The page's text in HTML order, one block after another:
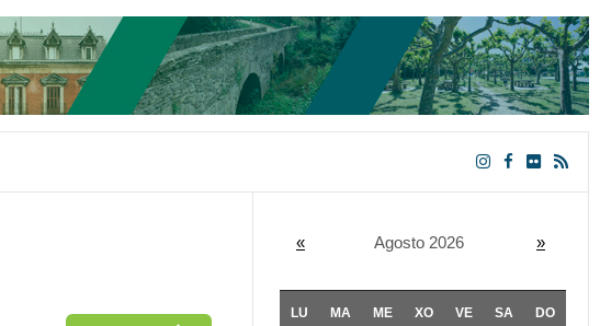
« Agosto 2026 »
LU MA ME XO VE SA DO